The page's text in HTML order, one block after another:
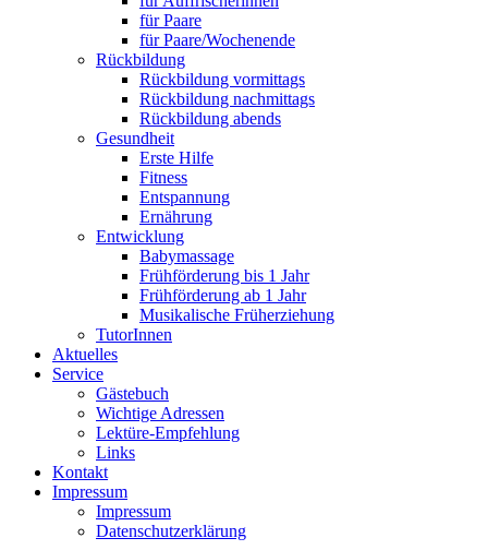
für Paare
für Paare/Wochenende
Rückbildung
Rückbildung vormittags
Rückbildung nachmittags
Rückbildung abends
Gesundheit
Erste Hilfe
Fitness
Entspannung
Ernährung
Entwicklung
Babymassage
Frühförderung bis 1 Jahr
Frühförderung ab 1 Jahr
Musikalische Früherziehung
TutorInnen
Aktuelles
Service
Gästebuch
Wichtige Adressen
Lektüre-Empfehlung
Links
Kontakt
Impressum
Impressum
Datenschutzerklärung